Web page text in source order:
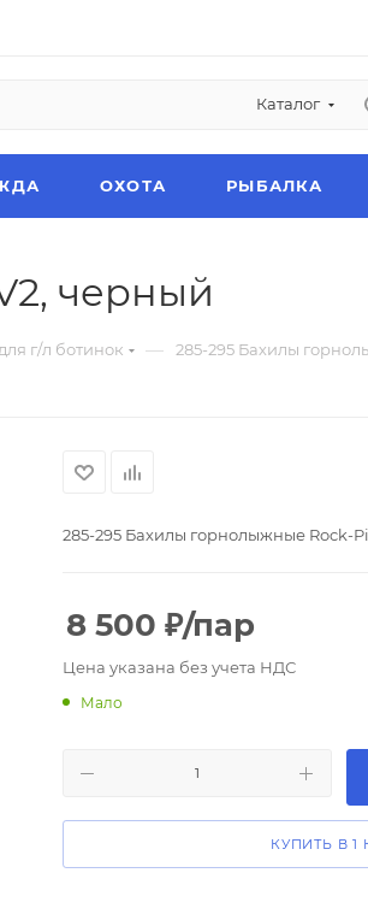
Каталог
ОХОТА РЫБАЛКА
черный
г/л ботинок — 285-295 Бахилы
285-295 Бахилы горнолыжные Rock-
8 500 ₽/пар
Цена указана без учета НДС
Мало
КУПИТЬ В 1